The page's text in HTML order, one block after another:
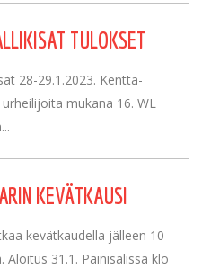
TULOKSET
28-29.1.2023. Kenttä-
mukana 16. WL
KEVÄTKAUSI
kevätkaudella jälleen 10
Aloitus 31.1. Painisalissa klo